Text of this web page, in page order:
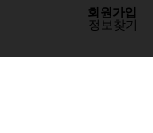
회원가입
정보찾기